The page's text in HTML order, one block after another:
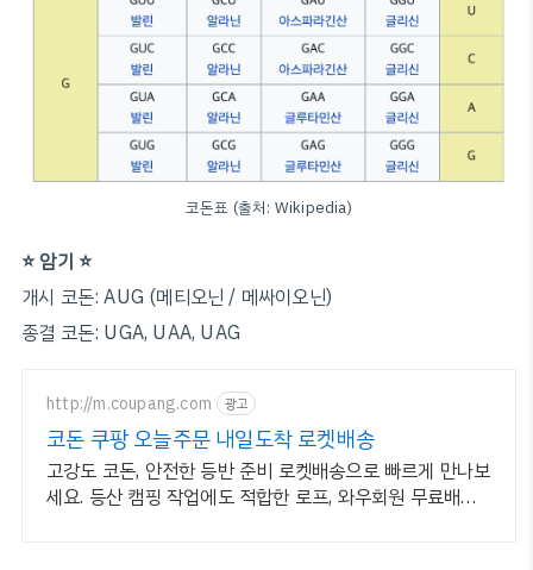
코돈표 (출처: Wikipedia)
⭐️ 암기 ⭐️
개시 코돈: AUG (메티오닌 / 메싸이오닌)
종결 코돈: UGA, UAA, UAG
http://m.coupang.com 광고
코돈 쿠팡 오늘주문 내일도착 로켓배송
고강도 코돈, 안전한 등반 준비 로켓배송으로 빠르게 만나보
세요. 등산 캠핑 작업에도 적합한 로프, 와우회원 무료배송